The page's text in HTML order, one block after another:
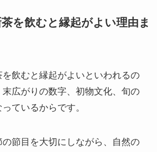
を飲むと縁起がよい理由ま
を飲むと縁起がよいといわれるの
広がりの数字、初物文化、旬の
ているからです。
節目を大切にしながら、自然の